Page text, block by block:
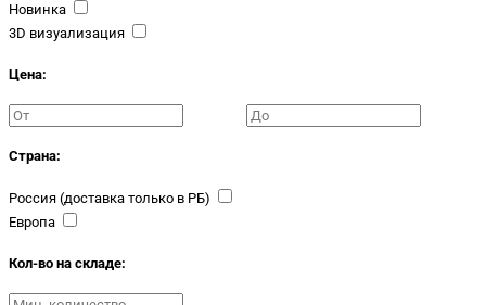
Новинка
3D визуализация
Цена:
Страна:
Россия (доставка только в РБ)
Европа
Кол-во на складе: